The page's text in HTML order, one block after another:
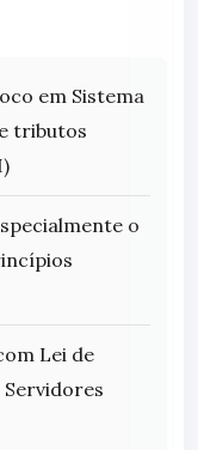
em Sistema
tributos
o
Lei de